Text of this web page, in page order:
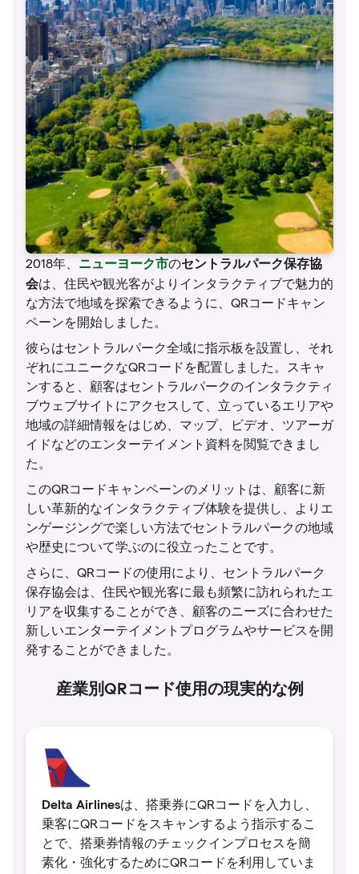
2018年、 ニューヨーク市のセントラルパーク保存協
会は、住民や観光客がよりインタラクティブで魅力的
な方法で地域を探索できるように、QRコードキャン
ペーンを開始しました。
彼らはセントラルパーク全域に指示板を設置し、それ
ぞれにユニークなQRコードを配置しました。スキャ
ンすると、顧客はセントラルパークのインタラクティ
ブウェブサイトにアクセスして、立っているエリアや
地域の詳細情報をはじめ、マップ、ビデオ、ツアーガ
イドなどのエンターテイメント資料を閲覧できまし
た。
このQRコードキャンペーンのメリットは、顧客に新
しい革新的なインタラクティブ体験を提供し、よりエ
ンゲージングで楽しい方法でセントラルパークの地域
や歴史について学ぶのに役立ったことです。
さらに、QRコードの使用により、セントラルパーク
保存協会は、住民や観光客に最も頻繁に訪れられたエ
リアを収集することができ、顧客のニーズに合わせた
新しいエンターテイメントプログラムやサービスを開
発することができました。
産業別QRコード使用の現実的な例
Delta Airlinesは、搭乗券にQRコードを入力し、
乗客にQRコードをスキャンするよう指示するこ
とで、搭乗券情報のチェックインプロセスを簡
素化・強化するためにQRコードを利用していま